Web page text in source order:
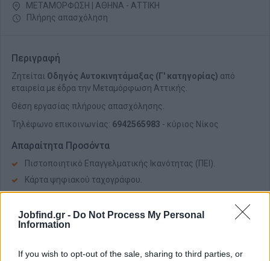
Jobfind.gr - Do Not Process My Personal
Information
If you wish to opt-out of the sale, sharing to third parties, or
ΜΕΤΑΜΟΡΦΩΣΗ | ΑΘΗΝΑ - ΑΤΤΙΚΗ
Πλήρης απασχόληση
Περιγραφή
Ζητείται Οδηγός Αυτοκινητάμαξας (Γ' κατηγορίας) από
εταιρεία με έδρα την Μεταμόρφωση Αττικής.
Θέση εργασίας πλήρους απασχόλησης.
Τηλέφωνο επικοινωνίας: 6942565983 - κύριος Νίκος
Απαραίτητα Προσόντα
Πιστοποιητικό Επαγγελματικής Ικανότητας (ΠΕΙ).
Κάρτα ψηφιακού ταχογράφου.
Ευγένεια, επαγγελματισμός και ομαδικό πνεύμα.
Επιθυμητά Προσόντα:
Εμπειρία σε δρομολόγια εντός και εκτός πόλης